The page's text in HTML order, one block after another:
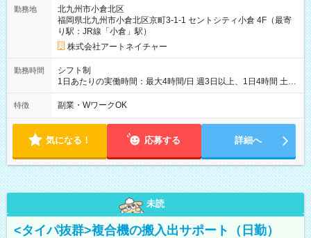
勤務地
北九州市小倉北区
福岡県北九州市小倉北区京町3-1-1 セントシティ小倉 4F（最寄
り駅：JR線「小倉」駅）
株式会社アートネイチャー
勤務時間
シフト制
1日あたりの実働時間：最大4時間/日 週3日以上、1日4時間 土曜
や日曜のお休みも応相談 16:05～20:05 「昼間のレジの仕事とW
ワークで働きたい」 「夕食後の空いている時間を有効活用した
特徴 副業・WワークOK
気になる！ 応募する 詳細へ
未読
<タイパ抜群>複合機の搬入出サポート（日勤）